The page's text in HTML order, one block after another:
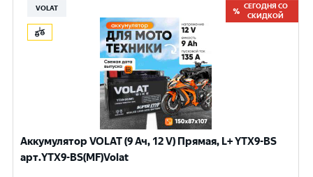
VOLAT
СЕГОДНЯ СО
СКИДКОЙ
Аккумулятор VOLAT (9 Ач, 12 V) Прямая, L+ YTX9-BS
арт.YTX9-BS(MF)Volat